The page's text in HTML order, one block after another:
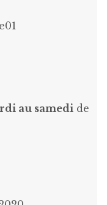
au samedi de